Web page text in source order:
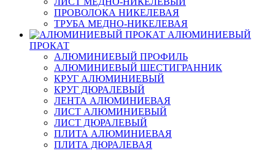
ПРОВОЛОКА НИКЕЛЕВАЯ
ТРУБА МЕДНО-НИКЕЛЕВАЯ
АЛЮМИНИЕВЫЙ
ПРОКАТ
АЛЮМИНИЕВЫЙ ПРОФИЛЬ
АЛЮМИНИЕВЫЙ ШЕСТИГРАННИК
КРУГ АЛЮМИНИЕВЫЙ
КРУГ ДЮРАЛЕВЫЙ
ЛЕНТА АЛЮМИНИЕВАЯ
ЛИСТ АЛЮМИНИЕВЫЙ
ЛИСТ ДЮРАЛЕВЫЙ
ПЛИТА АЛЮМИНИЕВАЯ
ПЛИТА ДЮРАЛЕВАЯ